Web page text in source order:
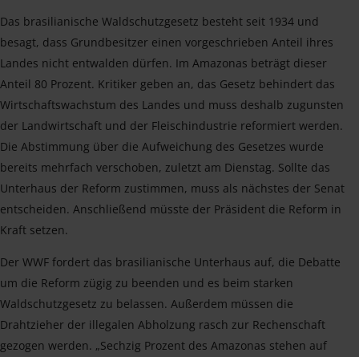
Das brasilianische Waldschutzgesetz besteht seit 1934 und
besagt, dass Grundbesitzer einen vorgeschrieben Anteil ihres
Landes nicht entwalden dürfen. Im Amazonas beträgt dieser
Anteil 80 Prozent. Kritiker geben an, das Gesetz behindert das
Wirtschaftswachstum des Landes und muss deshalb zugunsten
der Landwirtschaft und der Fleischindustrie reformiert werden.
Die Abstimmung über die Aufweichung des Gesetzes wurde
bereits mehrfach verschoben, zuletzt am Dienstag. Sollte das
Unterhaus der Reform zustimmen, muss als nächstes der Senat
entscheiden. Anschließend müsste der Präsident die Reform in
Kraft setzen.
Der WWF fordert das brasilianische Unterhaus auf, die Debatte
um die Reform zügig zu beenden und es beim starken
Waldschutzgesetz zu belassen. Außerdem müssen die
Drahtzieher der illegalen Abholzung rasch zur Rechenschaft
gezogen werden. „Sechzig Prozent des Amazonas stehen auf